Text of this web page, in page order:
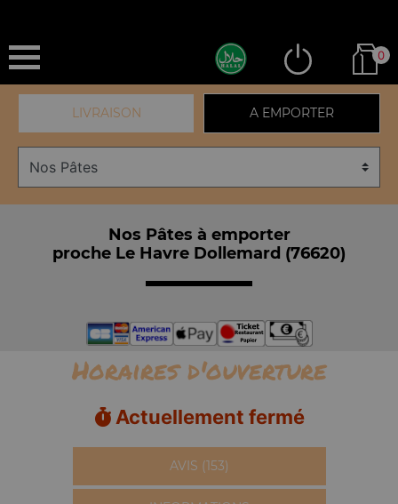
0
LIVRAISON A EMPORTER
Nos Pâtes à emporter
proche Le Havre Dollemard (76620)
Horaires d'ouverture
Actuellement fermé
AVIS (153)